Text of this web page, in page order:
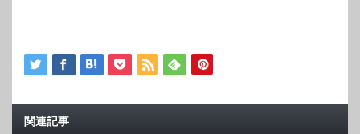
関連記事